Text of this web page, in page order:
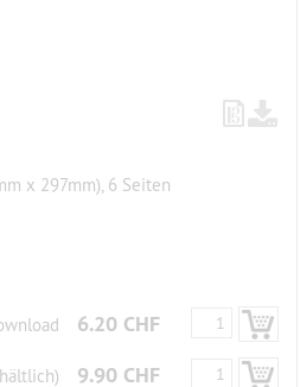
x 297mm), 6 Seiten
6.20 CHF
9.90 CHF